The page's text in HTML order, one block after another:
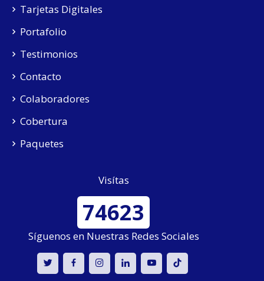
Tarjetas Digitales
Portafolio
Testimonios
Contacto
Colaboradores
Cobertura
Paquetes
Visítas
74623
Síguenos en Nuestras Redes Sociales